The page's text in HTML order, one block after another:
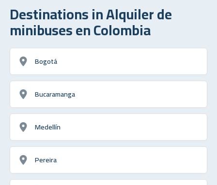
Destinations in Alquiler de
minibuses en Colombia
Bogotá
Bucaramanga
Medellín
Pereira